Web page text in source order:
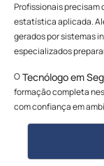
Profissionais precisam
estatística aplicada.
gerados por sistemas
especializados
OTecnólogo em
formação completa
com confiança em